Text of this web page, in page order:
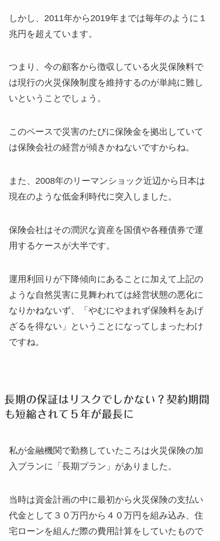
しかし、2011年から2019年までは毎年のように１
兆円を超えています。
つまり、今の顧客から徴収している火災保険料で
は現行の火災保険制度を維持するのが単純に難し
いということでしょう。
このペースで災害のたびに保険金を拠出していて
は保険会社の経営が傾きかねないですからね。
また、2008年のリーマンショック近辺から日本は
現在のような低金利時代に突入しました。
保険会社はその潤沢な資産を国債や各種債券で運
用するケースが大半です。
運用利回りが下降傾向にあることに加えて上記の
ような自然災害に見舞われては経営状態の悪化に
なりかねないず、「やむにやまれず保険料をあげ
ざるを得ない」ということになってしまったわけ
ですね。
長期の保証はリスクでしかない？契約期間
も短縮されて５年が最長に
私が金融機関で勤務していたころは火災保険の加
入プランに「長期プラン」がありました。
当時は資金計画の中に最初から火災保険の支払い
代金として３０万円から４０万円を組み込み、住
宅ローンを組んだ際の費用計算をしていたもので